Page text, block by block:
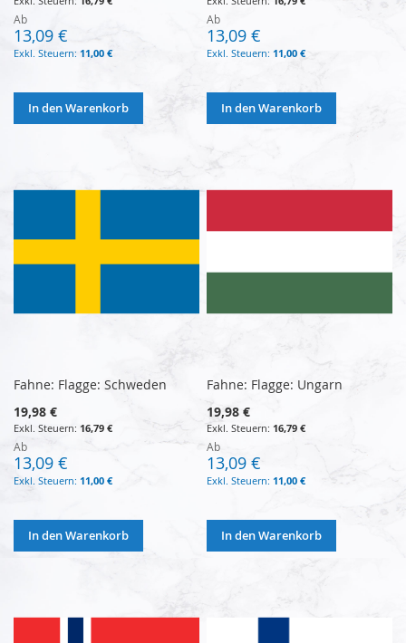
Ab
13,09 €
11,00 €
In den Warenkorb
Ab
13,09 €
11,00 €
In den Warenkorb
Fahne: Flagge: Schweden
19,98 €
16,79 €
Ab
13,09 €
11,00 €
In den Warenkorb
Fahne: Flagge: Ungarn
19,98 €
16,79 €
Ab
13,09 €
11,00 €
In den Warenkorb